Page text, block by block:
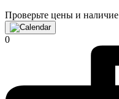
Проверьте цены и наличие
0